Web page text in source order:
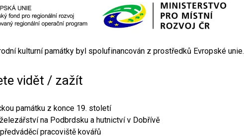
kulturní památky byl spolufinancován z prostředků Evropské unie.
vidět / zažít
památku z konce 19. století
na Podbrdsku a hutnictví v Dobřívě
pracoviště kovářů